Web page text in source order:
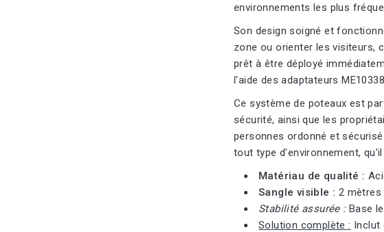
environnements les plus
Son design soigné et
zone ou orienter les visiteurs,
prêt à être déployé
l'aide des adaptateurs
Ce système de poteaux est
sécurité, ainsi que les
personnes ordonné et
tout type d'environnement,
Matériau de qualité :
Sangle visible : 2 mètres
Stabilité assurée :Base
Solution complète : Inclut